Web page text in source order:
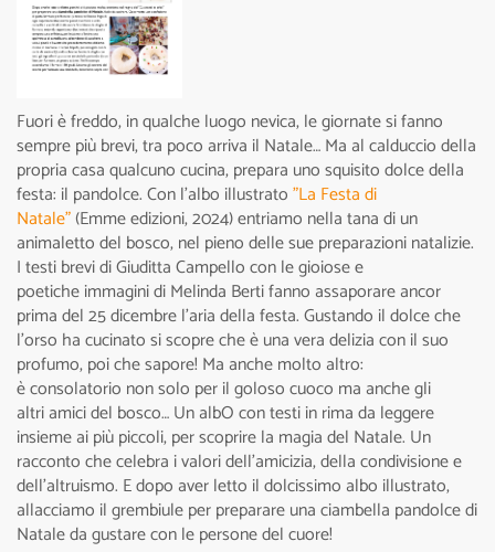
Fuori è freddo, in qualche luogo nevica, le giornate si fanno
sempre più brevi, tra poco arriva il Natale… Ma al calduccio della
propria casa qualcuno cucina, prepara uno squisito dolce della
festa: il pandolce. Con l’albo illustrato"La Festa di
Natale"(Emme edizioni, 2024) entriamo nella tana di un
animaletto del bosco, nel pieno delle sue preparazioni natalizie.
I testi brevi di Giuditta Campello con le gioiose e
poetiche immagini di Melinda Berti fanno assaporare ancor
prima del 25 dicembre l’aria della festa. Gustando il dolce che
l'orso ha cucinato si scopre che è una vera delizia con il suo
profumo, poi che sapore! Ma anche molto altro:
è consolatorio non solo per il goloso cuoco ma anche gli
altri amici del bosco… Un albO con testi in rima da leggere
insieme ai più piccoli, per scoprire la magia del Natale. Un
racconto che celebra i valori dell'amicizia, della condivisione e
dell'altruismo. E dopo aver letto il dolcissimo albo illustrato,
allacciamo il grembiule per preparare una ciambella pandolce di
Natale da gustare con le persone del cuore!